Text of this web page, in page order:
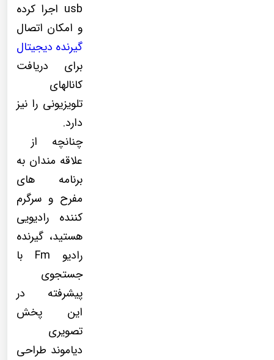
usb اجرا کرده
و امکان اتصال
گیرنده دیجیتال
برای دریافت
کانالهای
تلویزیونی را نیز
دارد.
چنانچه از
علاقه مندان به
برنامه های
مفرح و سرگرم
کننده رادیویی
هستید، گیرنده
رادیو Fm با
جستجوی
پیشرفته در
این پخش
تصویری
دیاموند طراحی